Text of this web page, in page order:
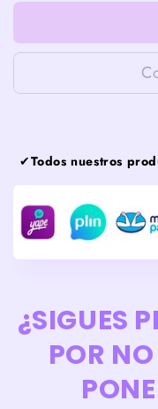
✔Todos nuestros
¿SIGUES
POR